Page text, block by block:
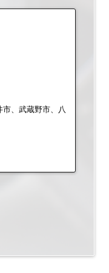
、武蔵野市、八